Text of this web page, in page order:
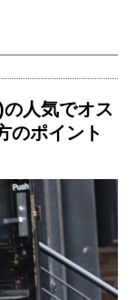
の人気でオス
のポイント